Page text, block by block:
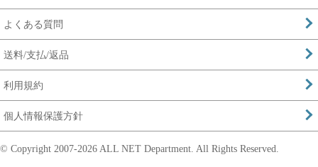
よくある質問
送料/支払/返品
利用規約
個人情報保護方針
© Copyright 2007-2026 ALL NET Department. All Rights Reserved.